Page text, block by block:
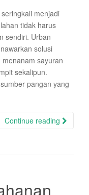
menjadi
tidak harus
sendiri. Urban
solusi
sayuran
sekalipun.
pangan yang
Continue reading